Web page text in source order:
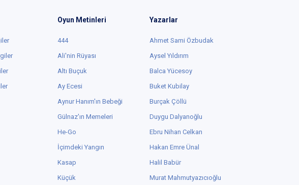
Oyun Metinleri
444
Ali'nin Rüyası
Altı Buçuk
Ay Ecesi
Aynur Hanım'ın Bebeği
Gülnaz'ın Memeleri
He-Go
İçimdeki Yangın
Kasap
Küçük
Yazarlar
Ahmet Sami Özbudak
Aysel Yıldırım
Balca Yücesoy
Buket Kubilay
Burçak Çöllü
Duygu Dalyanoğlu
Ebru Nihan Celkan
Hakan Emre Ünal
Halil Babür
Murat Mahmutyazıcıoğlu